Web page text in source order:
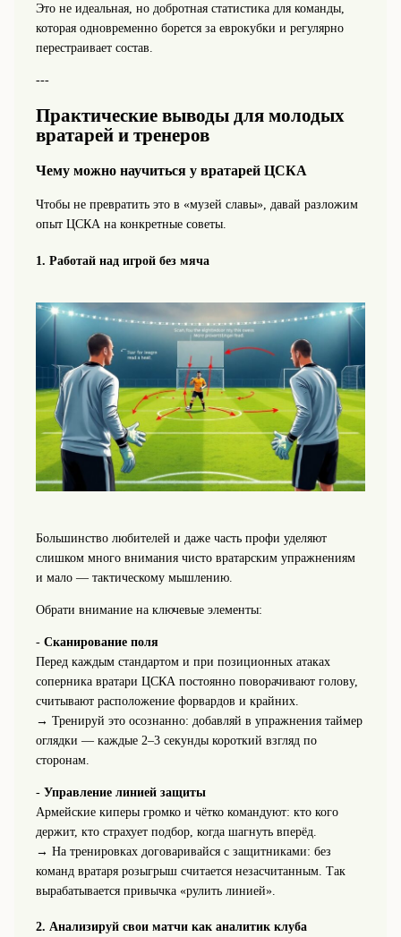
Это не идеальная, но добротная статистика для команды,
которая одновременно борется за еврокубки и регулярно
перестраивает состав.
---
Практические выводы для молодых
вратарей и тренеров
Чему можно научиться у вратарей ЦСКА
Чтобы не превратить это в «музей славы», давай разложим
опыт ЦСКА на конкретные советы.
1. Работай над игрой без мяча
Большинство любителей и даже часть профи уделяют
слишком много внимания чисто вратарским упражнениям
и мало — тактическому мышлению.
Обрати внимание на ключевые элементы:
- Сканирование поля
Перед каждым стандартом и при позиционных атаках
соперника вратари ЦСКА постоянно поворачивают голову,
считывают расположение форвардов и крайних.
→ Тренируй это осознанно: добавляй в упражнения таймер
оглядки — каждые 2–3 секунды короткий взгляд по
сторонам.
- Управление линией защиты
Армейские киперы громко и чётко командуют: кто кого
держит, кто страхует подбор, когда шагнуть вперёд.
→ На тренировках договаривайся с защитниками: без
команд вратаря розыгрыш считается незасчитанным. Так
вырабатывается привычка «рулить линией».
2. Анализируй свои матчи как аналитик клуба